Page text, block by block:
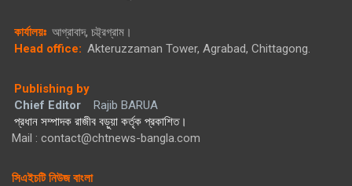
কার্যালয়ঃ আগ্রাবাদ, চট্ট্রগ্রাম।
Head office: Akteruzzaman Tower, Agrabad, Chittagong.
Publishing by
Chief Editor
Rajib BARUA
প্রধান সম্পাদক রাজীব বড়ুয়া কর্তৃক প্রকাশিত।
Mail : contact@chtnews-bangla.com
সিএইচটি নিউজ বাংলা